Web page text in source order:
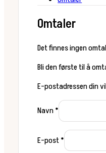
Omtaler
Det finnes ingen
Bli den første til å omtale
E-postadressen din
Navn*
E-post*